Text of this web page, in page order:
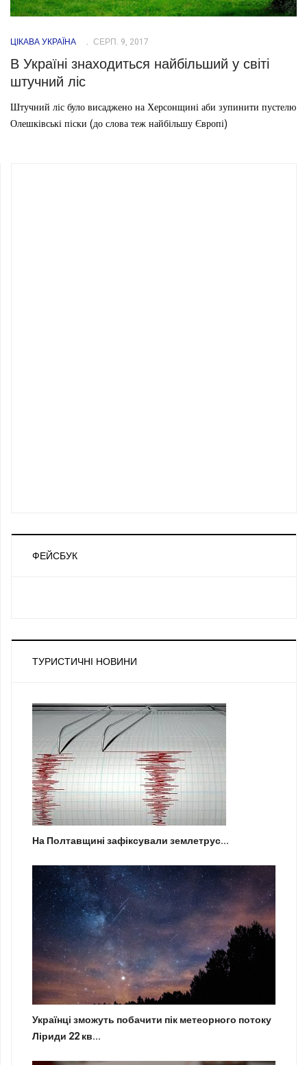
ЦІКАВА УКРАЇНА СЕРП. 9, 2017
В Україні знаходиться найбільший у світі
штучний ліс
Штучний ліс було висаджено на Херсонщині аби зупинити пустелю
Олешківські піски (до слова теж найбільшу Європі)
ФЕЙСБУК
ТУРИСТИЧНІ НОВИНИ
На Полтавщині зафіксували землетрус...
Українці зможуть побачити пік метеорного потоку
Ліриди 22 кв...